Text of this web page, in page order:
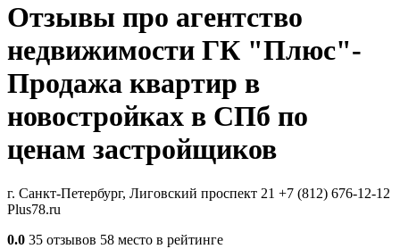
Отзывы про агентство
недвижимости ГК "Плюс"-
Продажа квартир в
новостройках в СПб по
ценам застройщиков
г. Санкт-Петербург, Лиговский проспект 21 +7 (812) 676-12-12
Plus78.ru
0.0 35 отзывов 58 место в рейтинге